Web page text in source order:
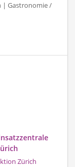
| Gastronomie /
Zürich